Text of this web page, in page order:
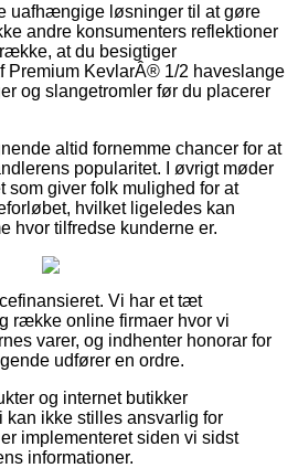
uafhængige løsninger til at gøre
andre konsumenters reflektioner
at du besigtiger
Premium KevlarÂ® 1/2 haveslange
og slangetromler før du placerer
altid fornemme chancer for at
popularitet. I øvrigt møder
som giver folk mulighed for at
hvilket ligeledes kan
hvor tilfredse kunderne er.
Vi har et tæt
række online firmaer hvor vi
varer, og indhenter honorar for
udfører en ordre.
og internet butikker
kan ikke stilles ansvarlig for
implementeret siden vi sidst
informationer.